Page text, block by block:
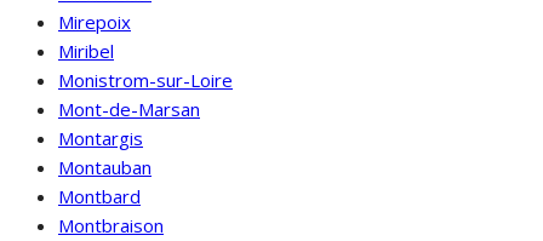
Mirepoix
Miribel
Monistrom-sur-Loire
Mont-de-Marsan
Montargis
Montauban
Montbard
Montbraison